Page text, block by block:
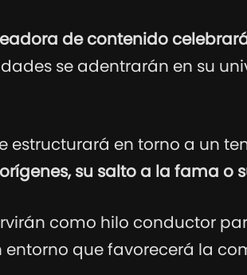
de contenido
se adentrarán en su
estructurará en torno a un
su salto a la fama o
como hilo conductor
entorno que favorecerá la